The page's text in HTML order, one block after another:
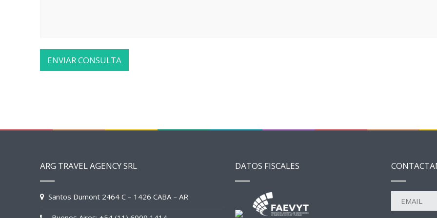
ARG TRAVEL AGENCY SRL
Santos Dumont 2464 C – 1426 CABA – AR
DATOS FISCALES